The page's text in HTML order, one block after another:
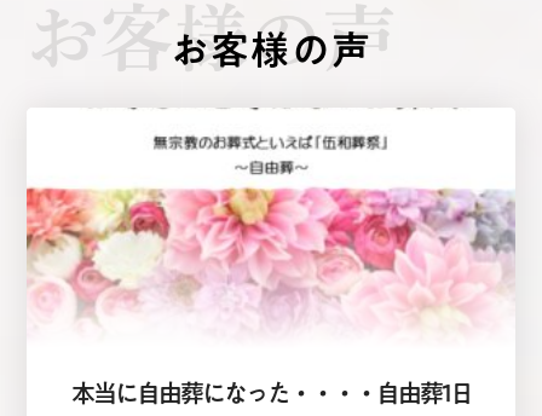
お客様の声
お客様の声
本当に自由葬になった・・・・自由葬1日